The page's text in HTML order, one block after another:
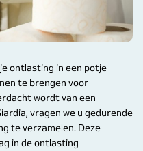
ontlasting in een potje
te brengen voor
wordt van een
vragen we u gedurende
te verzamelen. Deze
in de ontlasting